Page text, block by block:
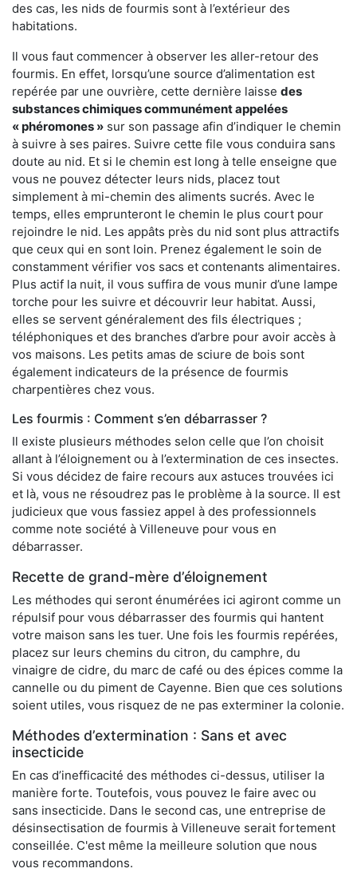
des cas, les nids de fourmis sont à l’extérieur des
habitations.
Il vous faut commencer à observer les aller-retour des
fourmis. En effet, lorsqu’une source d’alimentation est
repérée par une ouvrière, cette dernière laisse des
substances chimiques communément appelées
« phéromones » sur son passage afin d’indiquer le chemin
à suivre à ses paires. Suivre cette file vous conduira sans
doute au nid. Et si le chemin est long à telle enseigne que
vous ne pouvez détecter leurs nids, placez tout
simplement à mi-chemin des aliments sucrés. Avec le
temps, elles emprunteront le chemin le plus court pour
rejoindre le nid. Les appâts près du nid sont plus attractifs
que ceux qui en sont loin. Prenez également le soin de
constamment vérifier vos sacs et contenants alimentaires.
Plus actif la nuit, il vous suffira de vous munir d’une lampe
torche pour les suivre et découvrir leur habitat. Aussi,
elles se servent généralement des fils électriques ;
téléphoniques et des branches d’arbre pour avoir accès à
vos maisons. Les petits amas de sciure de bois sont
également indicateurs de la présence de fourmis
charpentières chez vous.
Les fourmis : Comment s’en débarrasser ?
Il existe plusieurs méthodes selon celle que l’on choisit
allant à l’éloignement ou à l’extermination de ces insectes.
Si vous décidez de faire recours aux astuces trouvées ici
et là, vous ne résoudrez pas le problème à la source. Il est
judicieux que vous fassiez appel à des professionnels
comme note société à Villeneuve pour vous en
débarrasser.
Recette de grand-mère d’éloignement
Les méthodes qui seront énumérées ici agiront comme un
répulsif pour vous débarrasser des fourmis qui hantent
votre maison sans les tuer. Une fois les fourmis repérées,
placez sur leurs chemins du citron, du camphre, du
vinaigre de cidre, du marc de café ou des épices comme la
cannelle ou du piment de Cayenne. Bien que ces solutions
soient utiles, vous risquez de ne pas exterminer la colonie.
Méthodes d’extermination : Sans et avec
insecticide
En cas d’inefficacité des méthodes ci-dessus, utiliser la
manière forte. Toutefois, vous pouvez le faire avec ou
sans insecticide. Dans le second cas, une entreprise de
désinsectisation de fourmis à Villeneuve serait fortement
conseillée. C'est même la meilleure solution que nous
vous recommandons.